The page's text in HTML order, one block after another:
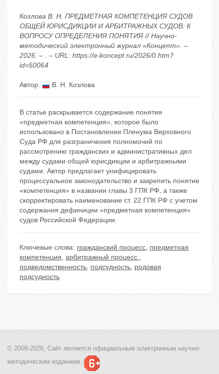
Козлова В. Н. ПРЕДМЕТНАЯ КОМПЕТЕНЦИЯ СУДОВ
ОБЩЕЙ ЮРИСДИКЦИИ И АРБИТРАЖНЫХ СУДОВ: К
ВОПРОСУ ОПРЕДЕЛЕНИЯ ПОНЯТИЯ // Научно-
методический электронный журнал «Концепт». –
2026. – . – URL: https://e-koncept.ru/2026/0.htm?
id=50064
Автор: В. Н. Козлова
В статье раскрывается содержание понятия
«предметная компетенция», которое было
использовано в Постановлении Пленума Верховного
Суда РФ для разграничения полномочий по
рассмотрению гражданских и административных дел
между судами общей юрисдикции и арбитражными
судами. Автор предлагает унифицировать
процессуальное законодательство и закрепить понятие
«компетенция» в названии главы 3 ГПК РФ, а также
скорректировать наименование ст. 22 ГПК РФ с учетом
содержания дефиниции «предметная компетенция»
судов Российской Федерации.
Ключевые слова: гражданский процесс, предметная
компетенция, арбитражный процесс.,
подведомственность, подсудность, родовая
подсудность
© 2008-2026, Сайт является официальным электронным научно-
методическим изданием.